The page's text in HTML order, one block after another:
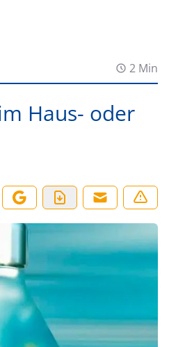
2 Min
Haus- oder